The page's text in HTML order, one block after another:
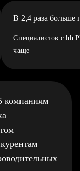
В 2,4 раза больше
Специалистов с hh
чаще
компаниям